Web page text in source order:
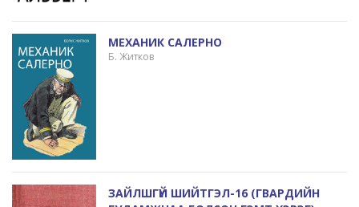
МЕХАНИК САЛЕРНО
Б. Житков
ЗАЙЛШГҮЙ ШИЙТГЭЛ-16 (ГВАРДИЙН